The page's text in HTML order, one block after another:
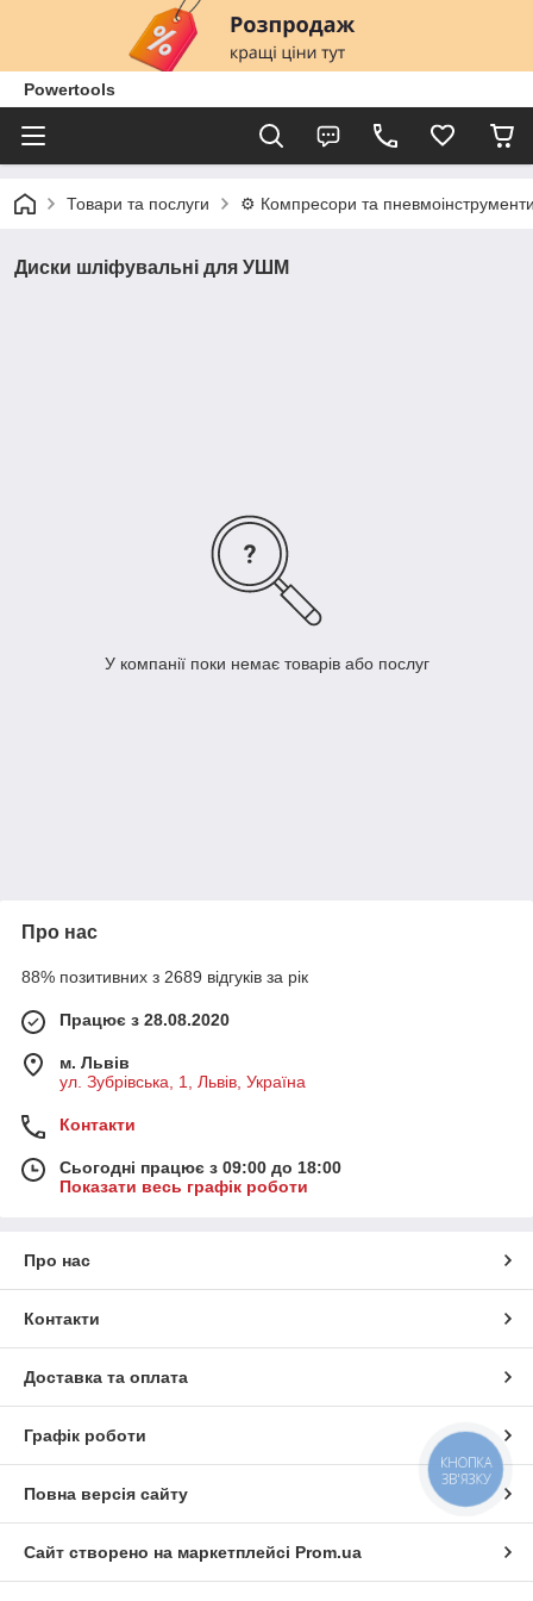
Powertools
Товари та послуги ⚙️ Компресори та
Диски шліфувальні для УШМ
У компанії поки немає товарів або послуг
Про нас
88% позитивних з 2689 відгуків за рік
Працює з 28.08.2020
м. Львів
ул. Зубрівська, 1, Львів, Україна
Контакти
Сьогодні працює з 09:00 до 18:00
Показати весь графік роботи
Про нас
Контакти
Доставка та оплата
Графік роботи
Повна версія сайту
Сайт створено на маркетплейсі Prom.ua
КНОПКА
ЗВ'ЯЗКУ